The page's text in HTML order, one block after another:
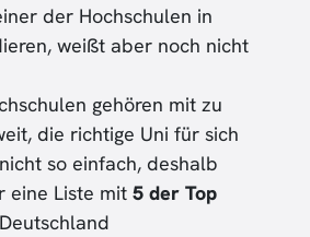
der Hochschulen in
weißt aber noch nicht
gehören mit zu
die richtige Uni für sich
so einfach, deshalb
eine Liste mit 5 der Top